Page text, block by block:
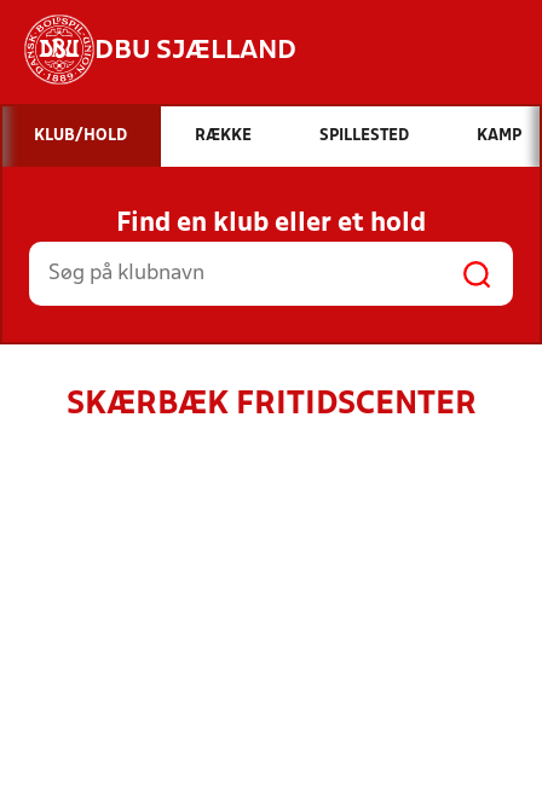
DBU SJÆLLAND
Hvad vil du søge efter?
INDHOLD OG NYHEDER
STILLINGER, RESULTATER, KLUBBER OG
HOLD
KLUB/HOLD RÆKKE SPILLESTED KAMP
Find en klub eller et hold
SKÆRBÆK FRITIDSCENTER